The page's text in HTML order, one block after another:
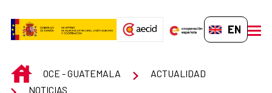
EN-GB
INICIOOCE - GUATEMALA
ACTUALIDAD
NOTICIAS